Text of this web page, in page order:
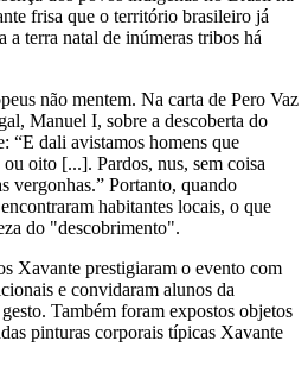
frisa que o território brasileiro já
a terra natal de inúmeras tribos há
não mentem. Na carta de Pero Vaz
Manuel I, sobre a descoberta do
“E dali avistamos homens que
oito [...]. Pardos, nus, sem coisa
vergonhas.” Portanto, quando
habitantes locais, o que
do "descobrimento".
Xavante prestigiaram o evento com
e convidaram alunos da
Também foram expostos objetos
pinturas corporais típicas Xavante